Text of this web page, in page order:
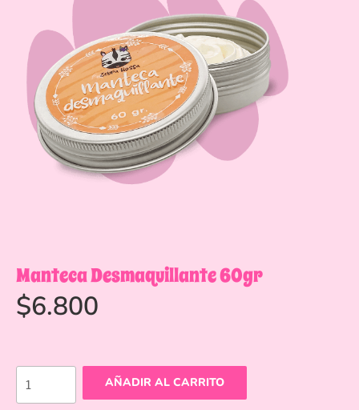
Manteca Desmaquillante 60gr
$6.800
AÑADIR AL CARRITO